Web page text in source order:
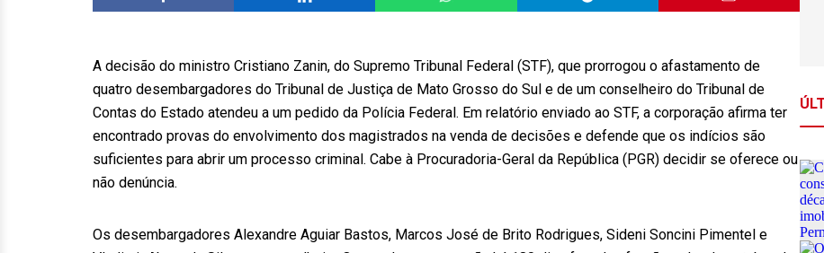
A decisão do ministro Cristiano Zanin, do Supremo Tribunal Federal (STF), que prorrogou o afastamento de
quatro desembargadores do Tribunal de Justiça de Mato Grosso do Sul e de um conselheiro do Tribunal de
Contas do Estado atendeu a um pedido da Polícia Federal. Em relatório enviado ao STF, a corporação afirma ter
encontrado provas do envolvimento dos magistrados na venda de decisões e defende que os indícios são
suficientes para abrir um processo criminal. Cabe à Procuradoria-Geral da República (PGR) decidir se oferece ou
não denúncia.
Os desembargadores Alexandre Aguiar Bastos, Marcos José de Brito Rodrigues, Sideni Soncini Pimentel e